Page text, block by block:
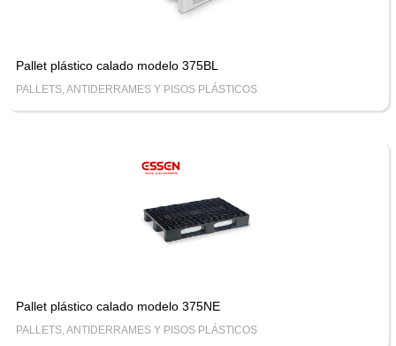
Pallet plástico calado modelo 375BL
PALLETS, ANTIDERRAMES Y PISOS PLÁSTICOS
Pallet plástico calado modelo 375NE
PALLETS, ANTIDERRAMES Y PISOS PLÁSTICOS